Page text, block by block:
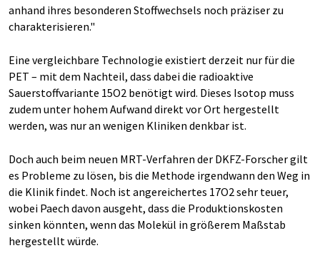
anhand ihres besonderen Stoffwechsels noch präziser zu
charakterisieren."
Eine vergleichbare Technologie existiert derzeit nur für die
PET – mit dem Nachteil, dass dabei die radioaktive
Sauerstoffvariante 15O2 benötigt wird. Dieses Isotop muss
zudem unter hohem Aufwand direkt vor Ort hergestellt
werden, was nur an wenigen Kliniken denkbar ist.
Doch auch beim neuen MRT-Verfahren der DKFZ-Forscher gilt
es Probleme zu lösen, bis die Methode irgendwann den Weg in
die Klinik findet. Noch ist angereichertes 17O2 sehr teuer,
wobei Paech davon ausgeht, dass die Produktionskosten
sinken könnten, wenn das Molekül in größerem Maßstab
hergestellt würde.